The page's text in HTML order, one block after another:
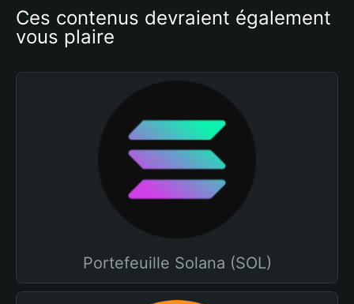
Ces contenus devraient également
vous plaire
Portefeuille Solana (SOL)